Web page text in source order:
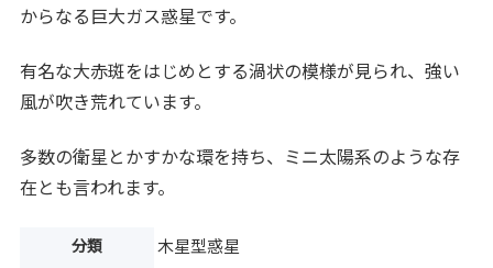
からなる巨大ガス惑星です。
有名な大赤斑をはじめとする渦状の模様が見られ、強い
風が吹き荒れています。
多数の衛星とかすかな環を持ち、ミニ太陽系のような存
在とも言われます。
分類 木星型惑星